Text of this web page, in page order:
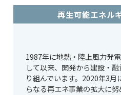
再生可能エネル
1987年に地熱・陸上風力発
して以来、開発から建設・
り組んでいます。2020年3
らなる再エネ事業の拡大に努